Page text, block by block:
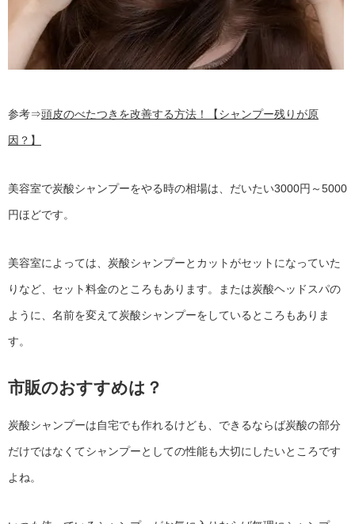
参考⇒頭皮のべたつきを改善する方法！【シャンプー残りが原
因？】
美容室で炭酸シャンプーをやる時の相場は、だいたい3000円～5000
円ほどです。
美容室によっては、炭酸シャンプーとカットがセットになっていた
りなど、セット料金のところもあります。または炭酸ヘッドスパの
ように、名前を変えて炭酸シャンプーをしているところもありま
す。
市販のおすすめは？
炭酸シャンプーは自宅でも作れるけども、できるならば炭酸の部分
だけではなくてシャンプーとしての性能も大切にしたいところです
よね。